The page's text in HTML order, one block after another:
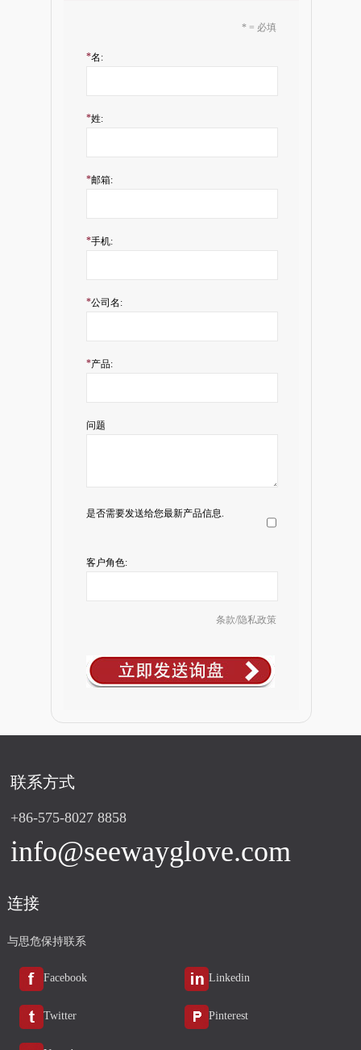
* = 必填
*名:
*姓:
*邮箱:
*手机:
*公司名:
*产品:
问题
是否需要发送给您最新产品信息.
客户角色:
条款/隐私政策
联系方式
+86-575-8027 8858
info@seewayglove.com
连接
与思危保持联系
Facebook Linkedin
Twitter Pinterest